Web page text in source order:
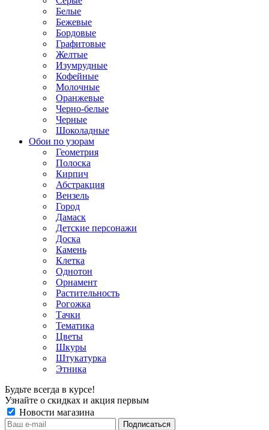
Белые
Бежевые
Бордовые
Графитовые
Желтые
Изумрудные
Кофейные
Молочные
Оранжевые
Черно-белые
Черные
Шоколадные
Обои по узорам
Геометрия
Полоска
Кирпич
Абстракция
Вензель
Город
Дамаск
Детские персонажи
Доска
Камень
Клетка
Однотон
Орнамент
Растительность
Рогожка
Тачки
Тематика
Цветы
Шкуры
Штукатурка
Этника
Будьте всегда в курсе!
Узнайте о скидках и акция первым
Новости магазина